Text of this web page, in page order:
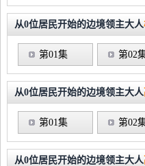
从0位居民开始的边境领主大人
第01集 第02
从0位居民开始的边境领主大人
第01集 第02
从0位居民开始的边境领主大人